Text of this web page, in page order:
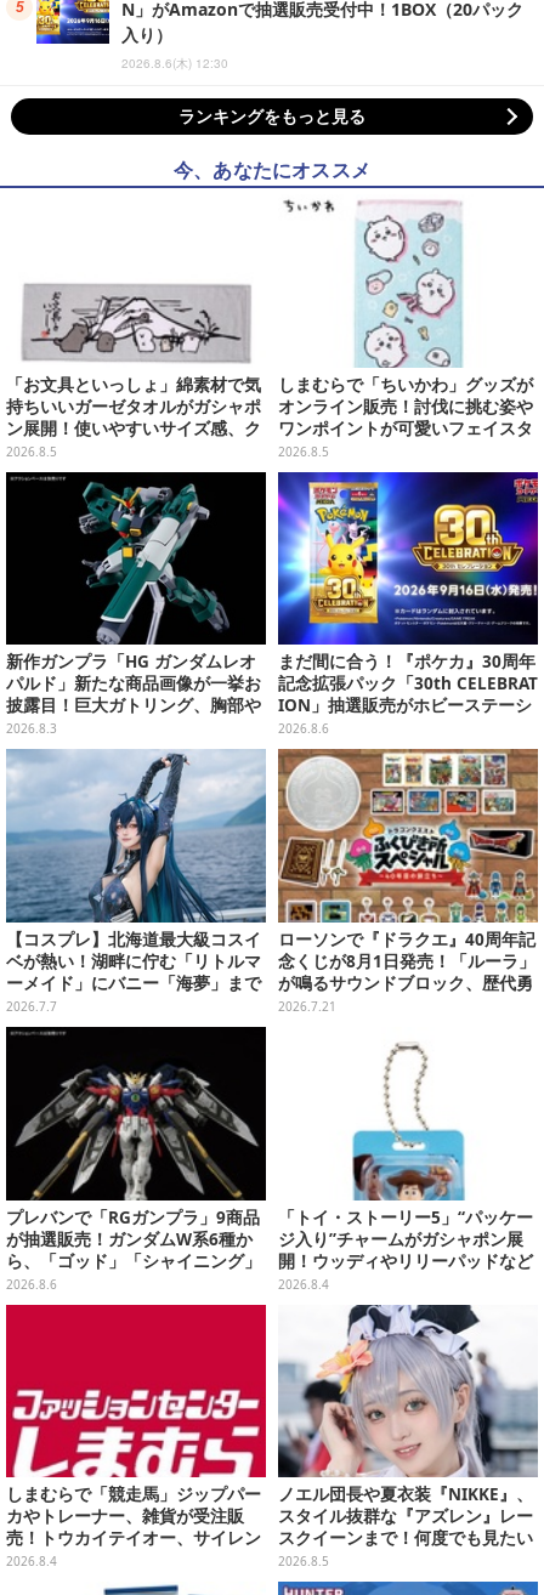
N」がAmazonで抽選販売受付中！1BOX（20パック
入り）
2026.8.6(木) 12:30
ランキングをもっと見る
今、あなたにオススメ
「お文具といっしょ」綿素材で気
持ちいいガーゼタオルがガシャポ
ン展開！使いやすいサイズ感、ク
ールな和柄や可愛らしいお寿司な
ど全4種
2026.8.5
しまむらで「ちいかわ」グッズが
オンライン販売！討伐に挑む姿や
ワンポイントが可愛いフェイスタ
オル、バスマットなど全14種
2026.8.5
新作ガンプラ「HG ガンダムレオ
パルド」新たな商品画像が一挙お
披露目！巨大ガトリング、胸部や
肩武装のハッチ展開までたっぷり
11枚
2026.8.3
まだ間に合う！『ポケカ』30周年
記念拡張パック「30th CELEBRAT
ION」抽選販売がホビーステーシ
ョンで実施中、8月6日まで
2026.8.6
【コスプレ】北海道最大級コスイ
ベが熱い！湖畔に佇む「リトルマ
ーメイド」にバニー「海夢」まで
珠玉の美麗レイヤー12選【写真50
枚】
2026.7.7
ローソンで『ドラクエ』40周年記
念くじが8月1日発売！「ルーラ」
が鳴るサウンドブロック、歴代勇
者＆スライムのフィギュアなど、
2026.7.21
プレバンで「RGガンプラ」9商品
が抽選販売！ガンダムW系6種か
ら、「ゴッド」「シャイニング」
まで
2026.8.6
「トイ・ストーリー5」“パッケー
ジ入り”チャームがガシャポン展
開！ウッディやリリーパッドなど
全5種、裏面はキャラクターごと
に異なるデザイン
2026.8.4
しまむらで「競走馬」ジップパー
カやトレーナー、雑貨が受注販
売！トウカイテイオー、サイレン
ススズカなど名馬5頭をデザイン
2026.8.4
ノエル団長や夏衣装『NIKKE』、
スタイル抜群な『アズレン』レー
スクイーンまで！何度でも見たい
「コミケ106」美女レイヤー【プ
レイバック】
2026.8.5